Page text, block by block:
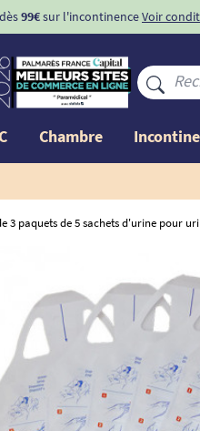
99€sur l'incontinenceVoir
Chambre
3 paquets de 5 sachets d'urine pour